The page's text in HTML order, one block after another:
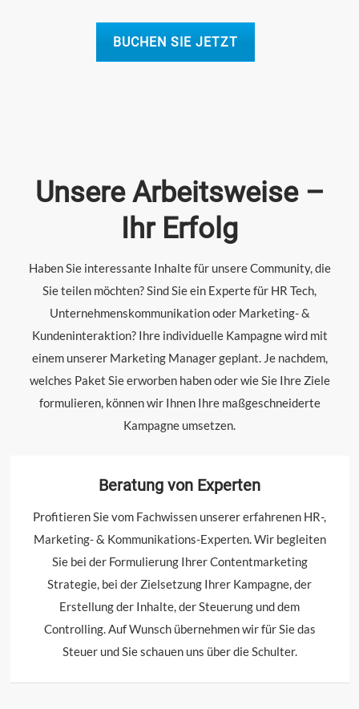
BUCHEN SIE JETZT
Unsere Arbeitsweise –
Ihr Erfolg
Haben Sie interessante Inhalte für unsere Community, die
Sie teilen möchten? Sind Sie ein Experte für HR Tech,
Unternehmenskommunikation oder Marketing- &
Kundeninteraktion? Ihre individuelle Kampagne wird mit
einem unserer Marketing Manager geplant. Je nachdem,
welches Paket Sie erworben haben oder wie Sie Ihre Ziele
formulieren, können wir Ihnen Ihre maßgeschneiderte
Kampagne umsetzen.
Beratung von Experten
Profitieren Sie vom Fachwissen unserer erfahrenen HR-,
Marketing- & Kommunikations-Experten. Wir begleiten
Sie bei der Formulierung Ihrer Contentmarketing
Strategie, bei der Zielsetzung Ihrer Kampagne, der
Erstellung der Inhalte, der Steuerung und dem
Controlling. Auf Wunsch übernehmen wir für Sie das
Steuer und Sie schauen uns über die Schulter.